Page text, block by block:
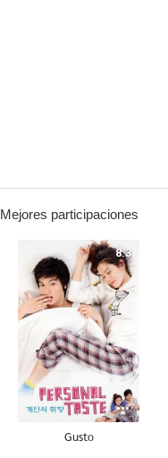
Mejores participaciones
8.3
Gusto